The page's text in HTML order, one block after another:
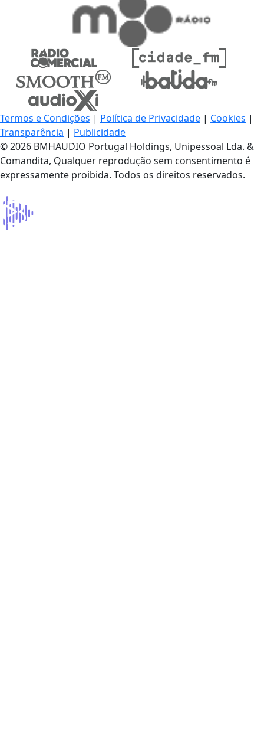
Termos e Condições | Política de Privacidade | Cookies |
Transparência | Publicidade
© 2026 BMHAUDIO Portugal Holdings, Unipessoal Lda. &
Comandita, Qualquer reprodução sem consentimento é
expressamente proibida. Todos os direitos reservados.